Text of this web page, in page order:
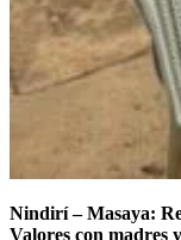
Nindirí – Masaya:
Valores con madres